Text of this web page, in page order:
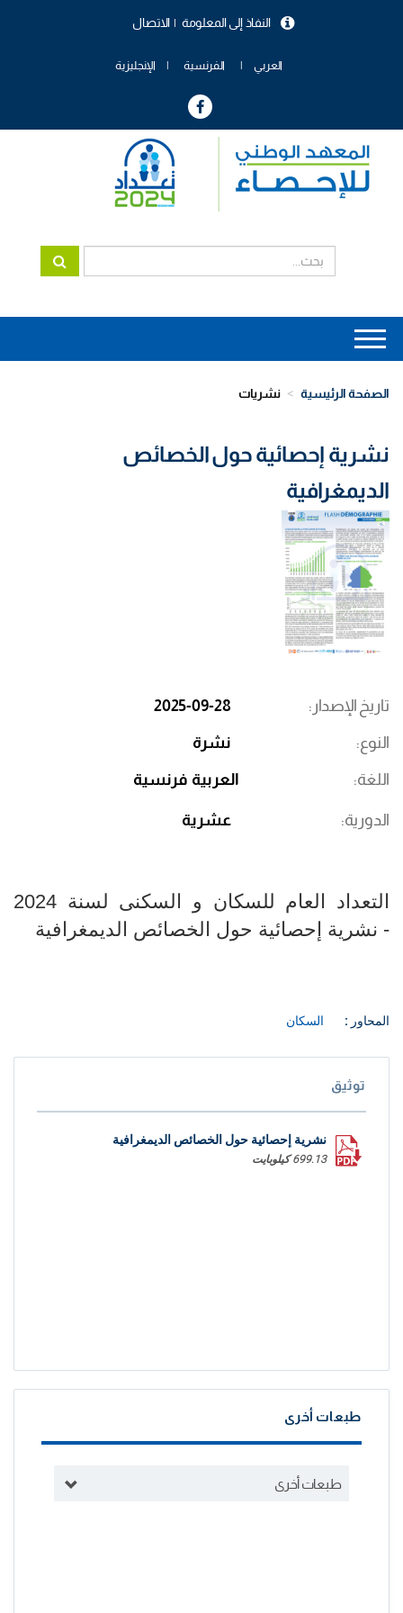
الاتصال النفاذ إلى المعلومة
العربي الفرنسية الإنجليزية
Main
navigation
الصفحة الرئيسية نشريات
نشرية إحصائية حول الخصائص
الديمغرافية
تاريخ الإصدار 2025-09-28
النوع نشرة
اللغة العربية فرنسية
الدورية عشرية
التعداد العام للسكان و السكنى لسنة 2024
- نشرية إحصائية حول الخصائص الديمغرافية
المحاور : السكان
توثيق
نشرية إحصائية حول الخصائص الديمغرافية
699.13 كيلوبايت
طبعات أخرى
طبعات أخرى